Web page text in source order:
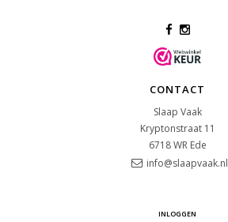
CONTACT
Slaap Vaak
Kryptonstraat 11
6718 WR Ede
info@slaapvaak.nl
INLOGGEN